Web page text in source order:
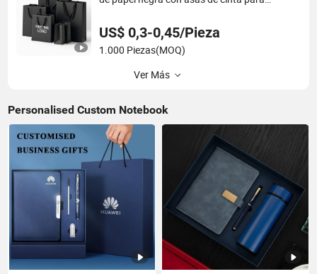
US$ 0,3-0,45/Pieza
1.000 Piezas(MOQ)
Ver Más
Personalised Custom Notebook